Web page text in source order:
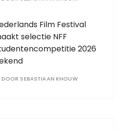
Film Festival
selectie NFF
2026
DOOR SEBASTIAAN KHOUW